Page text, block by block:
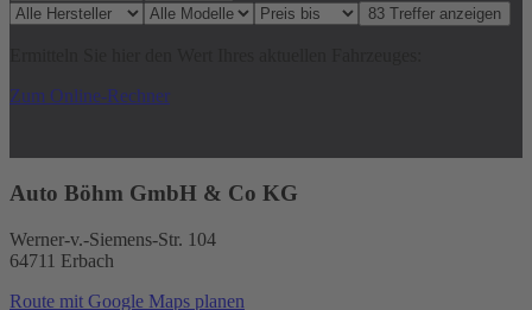
Zum Online-Rechner
Auto Böhm GmbH & Co KG
Werner-v.-Siemens-Str. 104
64711 Erbach
Route mit Google Maps planen